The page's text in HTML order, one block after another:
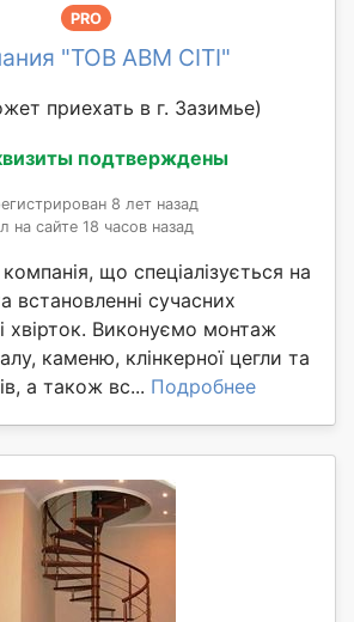
PRO
"ТОВ АВМ СІТІ"
приехать в г. Зазимье)
подтверждены
8 лет назад
на сайте 18 часов назад
що спеціалізується на
встановленні сучасних
хвірток. Виконуємо монтаж
каменю, клінкерної цегли та
а також вс... Подробнее